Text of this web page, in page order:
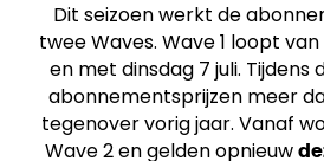
Dit seizoen werkt de
twee Waves. Wave 1 loopt
en met dinsdag 7 juli. Tijdens
abonnementsprijzen meer
tegenover vorig jaar. Vanaf
Wave 2 en gelden opnieuw